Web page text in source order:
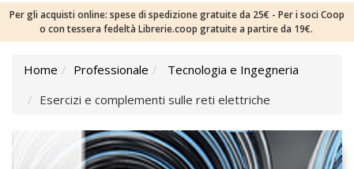
Per gli acquisti online: spese di spedizione gratuite da 25€ - Per i soci Coop
o con tessera fedeltà Librerie.coop gratuite a partire da 19€.
Home Professionale
Tecnologia e Ingegneria
Esercizi e complementi sulle reti elettriche